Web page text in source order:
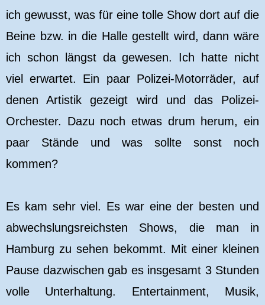
ich gewusst, was für eine tolle Show dort auf die
Beine bzw. in die Halle gestellt wird, dann wäre
ich schon längst da gewesen. Ich hatte nicht
viel erwartet. Ein paar Polizei-Motorräder, auf
denen Artistik gezeigt wird und das Polizei-
Orchester. Dazu noch etwas drum herum, ein
paar Stände und was sollte sonst noch
kommen?
Es kam sehr viel. Es war eine der besten und
abwechslungsreichsten Shows, die man in
Hamburg zu sehen bekommt. Mit einer kleinen
Pause dazwischen gab es insgesamt 3 Stunden
volle Unterhaltung. Entertainment, Musik,